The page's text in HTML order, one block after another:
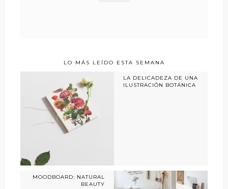
LO MÁS LEÍDO ESTA SEMANA
LA DELICADEZA DE UNA
ILUSTRACIÓN BOTÁNICA
MOODBOARD: NATURAL
BEAUTY